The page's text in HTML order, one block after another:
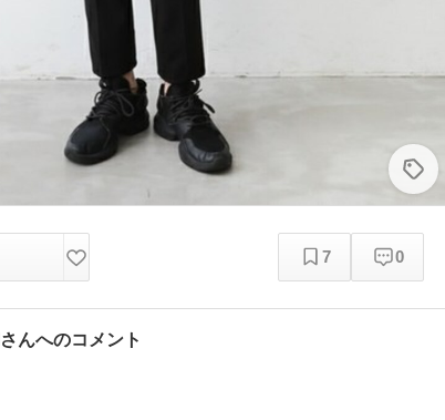
7 0
さんへのコメント